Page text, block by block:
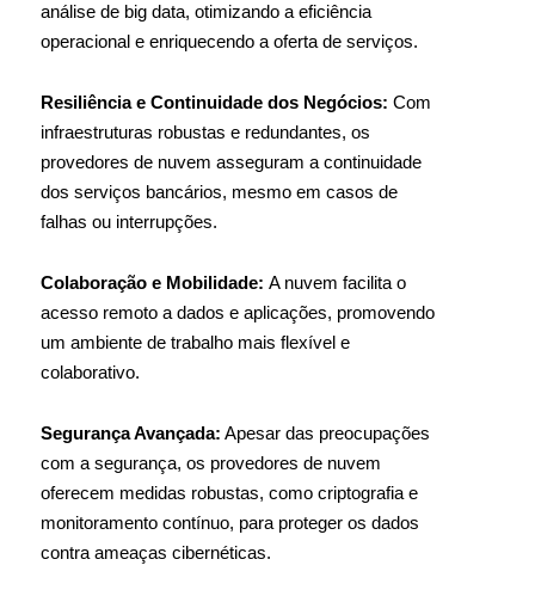
análise de big data, otimizando a eficiência
operacional e enriquecendo a oferta de serviços.
Resiliência e Continuidade dos Negócios: Com
infraestruturas robustas e redundantes, os
provedores de nuvem asseguram a continuidade
dos serviços bancários, mesmo em casos de
falhas ou interrupções.
Colaboração e Mobilidade: A nuvem facilita o
acesso remoto a dados e aplicações, promovendo
um ambiente de trabalho mais flexível e
colaborativo.
Segurança Avançada: Apesar das preocupações
com a segurança, os provedores de nuvem
oferecem medidas robustas, como criptografia e
monitoramento contínuo, para proteger os dados
contra ameaças cibernéticas.